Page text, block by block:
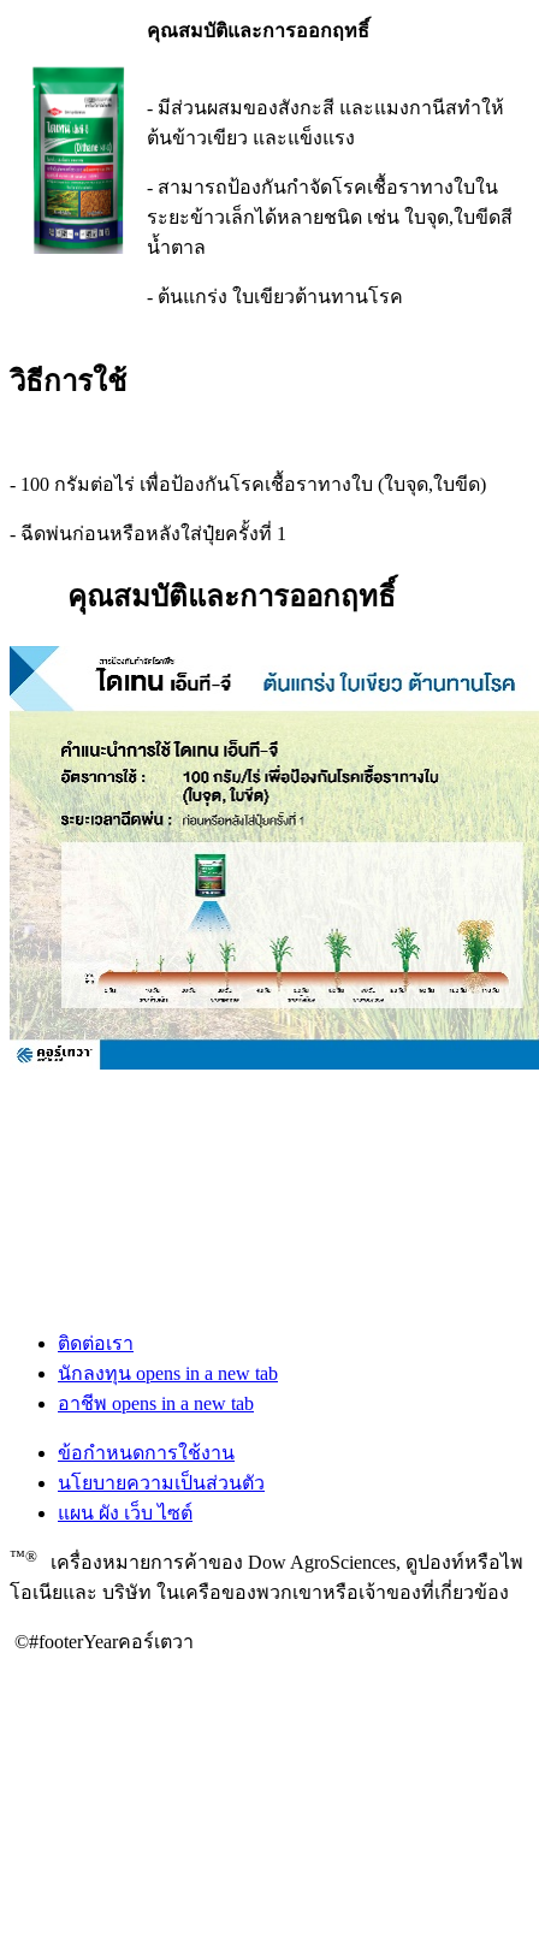
คุณสมบัติและการออกฤทธิ์
- มีส่วนผสมของสังกะสี และแมงกานีสทำให้
ต้นข้าวเขียว และแข็งแรง
- สามารถป้องกันกำจัดโรคเชื้อราทางใบใน
ระยะข้าวเล็กได้หลายชนิด เช่น ใบจุด,ใบขีดสี
น้ำตาล
- ต้นแกร่ง ใบเขียวต้านทานโรค
วิธีการใช้
- 100 กรัมต่อไร่ เพื่อป้องกันโรคเชื้อราทางใบ (ใบจุด,ใบขีด)
- ฉีดพ่นก่อนหรือหลังใส่ปุ๋ยครั้งที่ 1
คุณสมบัติและการออกฤทธิ์
ติดต่อเรา
นักลงทุน opens in a new tab
อาชีพ opens in a new tab
ข้อกําหนดการใช้งาน
นโยบายความเป็นส่วนตัว
แผน ผัง เว็บ ไซต์
™®
เครื่องหมายการค้าของ Dow AgroSciences, ดูปองท์หรือไพ
โอเนียและ บริษัท ในเครือของพวกเขาหรือเจ้าของที่เกี่ยวข้อง
©#footerYearคอร์เตวา